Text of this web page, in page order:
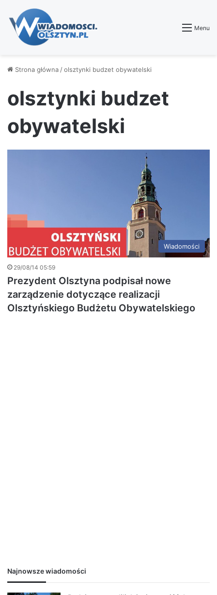
Menu
Strona główna /olsztynki budzet obywatelski
olsztynki budzet
obywatelski
Wiadomości
29/08/14 05:59
Prezydent Olsztyna podpisał nowe
zarządzenie dotyczące realizacji
Olsztyńskiego Budżetu Obywatelskiego
Najnowsze wiadomości